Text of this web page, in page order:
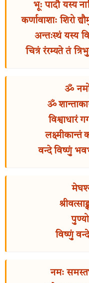
भूः पादौ यस्य
कर्णावाशाः शिरो
अन्तःस्थं यस्य
चित्रं रंरम्यते तं
ॐ
ॐ
विश्वाधारं
लक्ष्मीकान्तं
वन्दे विष्णुं
विष्णुं
नमः